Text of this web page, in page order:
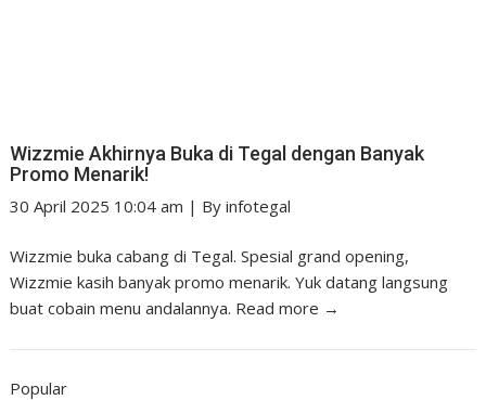
Wizzmie Akhirnya Buka di Tegal dengan Banyak
Promo Menarik!
30 April 2025 10:04 am | Byinfotegal
Wizzmie buka cabang di Tegal. Spesial grand opening,
Wizzmie kasih banyak promo menarik. Yuk datang langsung
buat cobain menu andalannya. Read more →
Popular